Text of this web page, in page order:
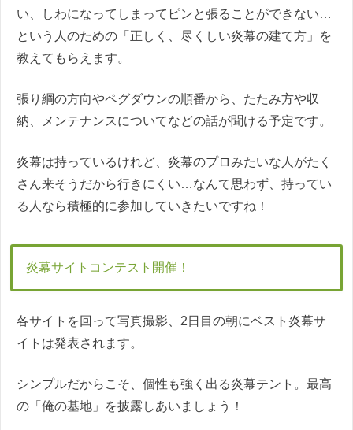
い、しわになってしまってピンと張ることができない…
という人のための「正しく、尽くしい炎幕の建て方」を
教えてもらえます。
張り綱の方向やペグダウンの順番から、たたみ方や収
納、メンテナンスについてなどの話が聞ける予定です。
炎幕は持っているけれど、炎幕のプロみたいな人がたく
さん来そうだから行きにくい…なんて思わず、持ってい
る人なら積極的に参加していきたいですね！
炎幕サイトコンテスト開催！
各サイトを回って写真撮影、2日目の朝にベスト炎幕サ
イトは発表されます。
シンプルだからこそ、個性も強く出る炎幕テント。最高
の「俺の基地」を披露しあいましょう！